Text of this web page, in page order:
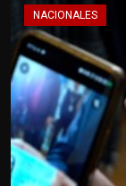
NACIONALES